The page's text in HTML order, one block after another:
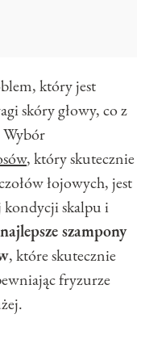
który jest
skóry głowy, co z
Wybór
, który skutecznie
łojowych, jest
skalpu i
najlepsze szampony
, które skutecznie
fryzurze